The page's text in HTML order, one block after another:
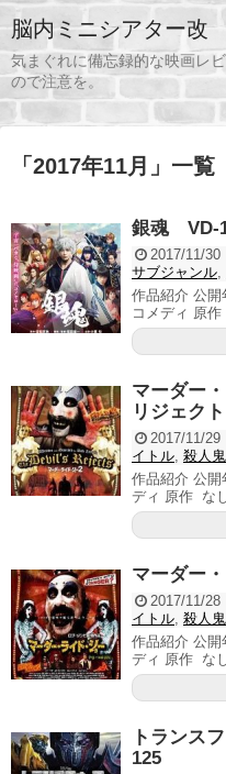
脳内ミニシアター改
気まぐれに備忘録的な映画レ
ので注意を。
「 2017年11月 」 一覧
銀魂 VD-
2017/11/30
サブジャンル
作品紹介 公
コメディ 原作
マーダー
リジェク
2017/11/29
イトル 殺人鬼
作品紹介 公
ディ 原作 な
マーダー
2017/11/28
イトル 殺人鬼
作品紹介 公
ディ 原作 な
トランス
125